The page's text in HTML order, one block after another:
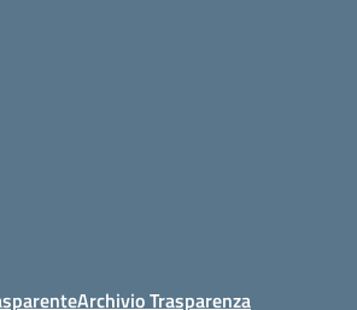
Archivio Trasparenza